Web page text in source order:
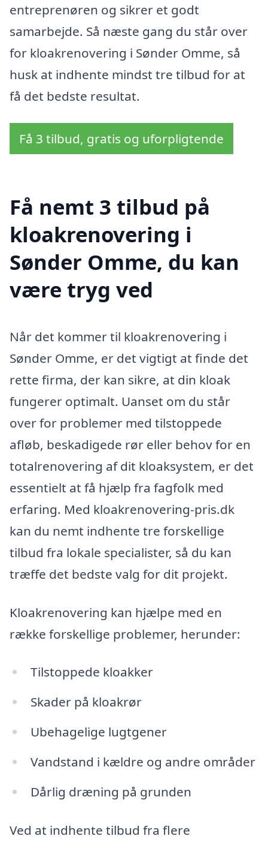
entreprenøren og sikrer et godt
samarbejde. Så næste gang du står over
for kloakrenovering i Sønder Omme, så
husk at indhente mindst tre tilbud for at
få det bedste resultat.
Få 3 tilbud, gratis og uforpligtende
Få nemt 3 tilbud på
kloakrenovering i
Sønder Omme, du kan
være tryg ved
Når det kommer til kloakrenovering i
Sønder Omme, er det vigtigt at finde det
rette firma, der kan sikre, at din kloak
fungerer optimalt. Uanset om du står
over for problemer med tilstoppede
afløb, beskadigede rør eller behov for en
totalrenovering af dit kloaksystem, er det
essentielt at få hjælp fra fagfolk med
erfaring. Med kloakrenovering-pris.dk
kan du nemt indhente tre forskellige
tilbud fra lokale specialister, så du kan
træffe det bedste valg for dit projekt.
Kloakrenovering kan hjælpe med en
række forskellige problemer, herunder:
Tilstoppede kloakker
Skader på kloakrør
Ubehagelige lugtgener
Vandstand i kældre og andre områder
Dårlig dræning på grunden
Ved at indhente tilbud fra flere